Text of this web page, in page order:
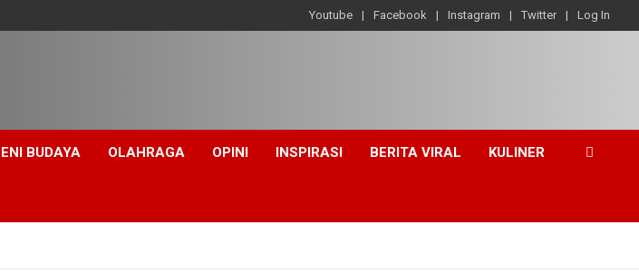
Youtube Facebook Instagram Twitter Log In
BUDAYA OLAHRAGA OPINI INSPIRASI BERITA VIRAL KULINER